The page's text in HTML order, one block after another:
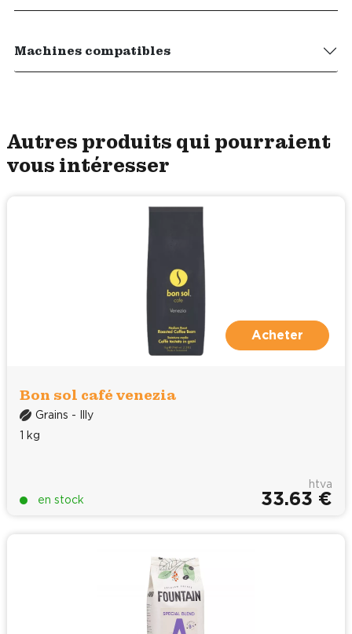
Machines compatibles
Autres produits qui pourraient
vous intéresser
Acheter
Bon sol café venezia
Grains - Illy
1 kg
en stock
htva
33.63 €